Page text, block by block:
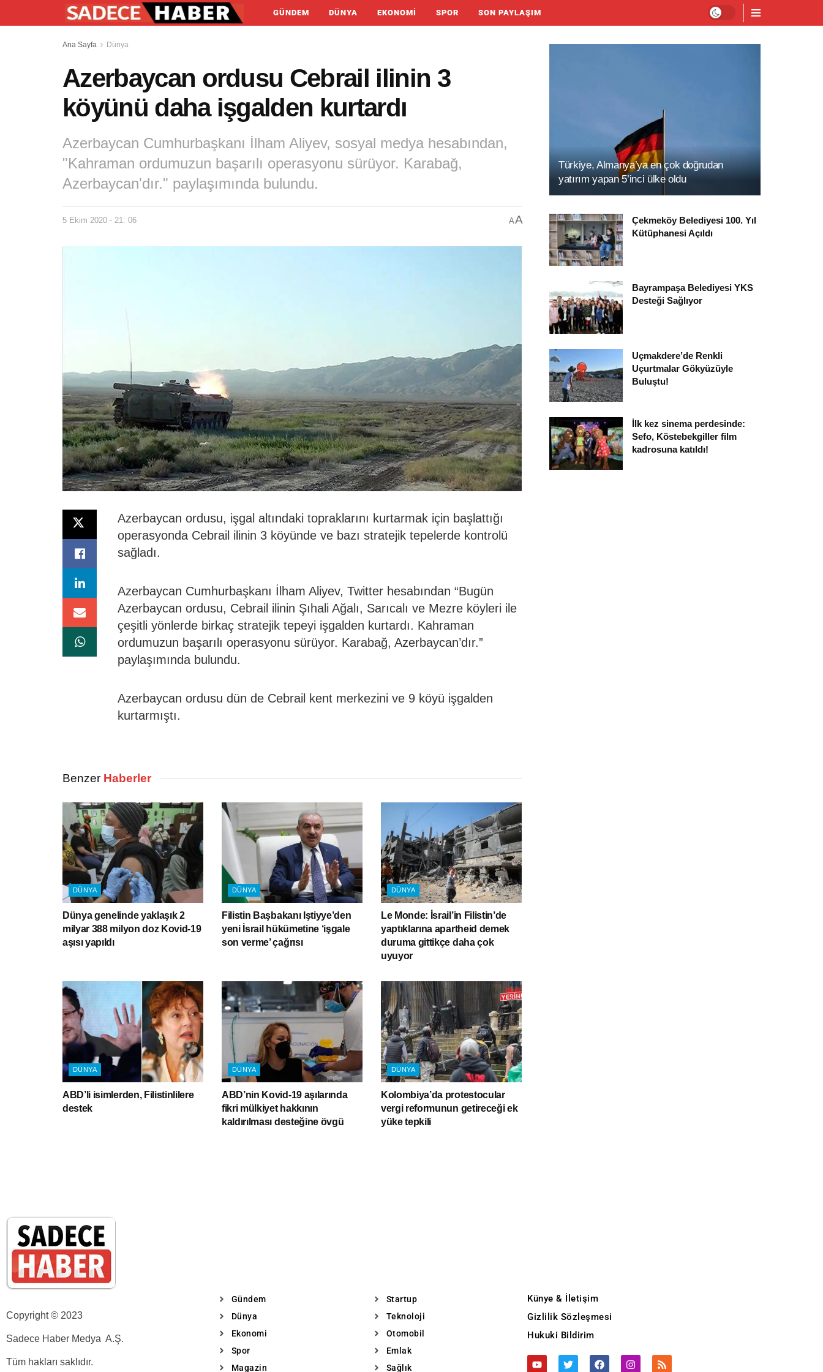
GÜNDEM DÜNYA EKONOMI SPOR SON PAYLAŞIM
Ana Sayfa Dünya
Azerbaycan ordusu Cebrail ilinin 3
köyünü daha işgalden kurtardı
Azerbaycan Cumhurbaşkanı İlham Aliyev, sosyal medya hesabından,
"Kahraman ordumuzun başarılı operasyonu sürüyor. Karabağ,
Azerbaycan'dır." paylaşımında bulundu.
5 Ekim 2020 - 21: 06 AA
Azerbaycan ordusu, işgal altındaki topraklarını kurtarmak için başlattığı
operasyonda Cebrail ilinin 3 köyünde ve bazı stratejik tepelerde kontrolü
sağladı.
Azerbaycan Cumhurbaşkanı İlham Aliyev, Twitter hesabından “Bugün
Azerbaycan ordusu, Cebrail ilinin Şıhali Ağalı, Sarıcalı ve Mezre köyleri ile
çeşitli yönlerde birkaç stratejik tepeyi işgalden kurtardı. Kahraman
ordumuzun başarılı operasyonu sürüyor. Karabağ, Azerbaycan’dır.”
paylaşımında bulundu.
Azerbaycan ordusu dün de Cebrail kent merkezini ve 9 köyü işgalden
kurtarmıştı.
Benzer Haberler
DÜNYA
Dünya genelinde yaklaşık 2
milyar 388 milyon doz Kovid-19
aşısı yapıldı
DÜNYA
Filistin Başbakanı Iştiyye’den
yeni İsrail hükümetine ‘işgale
son verme’ çağrısı
DÜNYA
Le Monde: İsrail’in Filistin’de
yaptıklarına apartheid demek
duruma gittikçe daha çok
uyuyor
DÜNYA
ABD’li isimlerden, Filistinlilere
destek
DÜNYA
ABD’nin Kovid-19 aşılarında
fikri mülkiyet hakkının
kaldırılması desteğine övgü
DÜNYA
Kolombiya’da protestocular
vergi reformunun getireceği ek
yüke tepkili
Türkiye, Almanya’ya en çok doğrudan
yatırım yapan 5’inci ülke oldu
Çekmeköy Belediyesi 100. Yıl
Kütüphanesi Açıldı
Bayrampaşa Belediyesi YKS
Desteği Sağlıyor
Uçmakdere’de Renkli
Uçurtmalar Gökyüzüyle
Buluştu!
İlk kez sinema perdesinde:
Sefo, Köstebekgiller film
kadrosuna katıldı!
Copyright © 2023
Sadece Haber Medya A.Ş.
Tüm hakları saklıdır.
Gündem
Dünya
Ekonomi
Spor
Magazin
Startup
Teknoloji
Otomobil
Emlak
Sağlık
Künye & İletişim
Gizlilik Sözleşmesi
Hukuki Bildirim